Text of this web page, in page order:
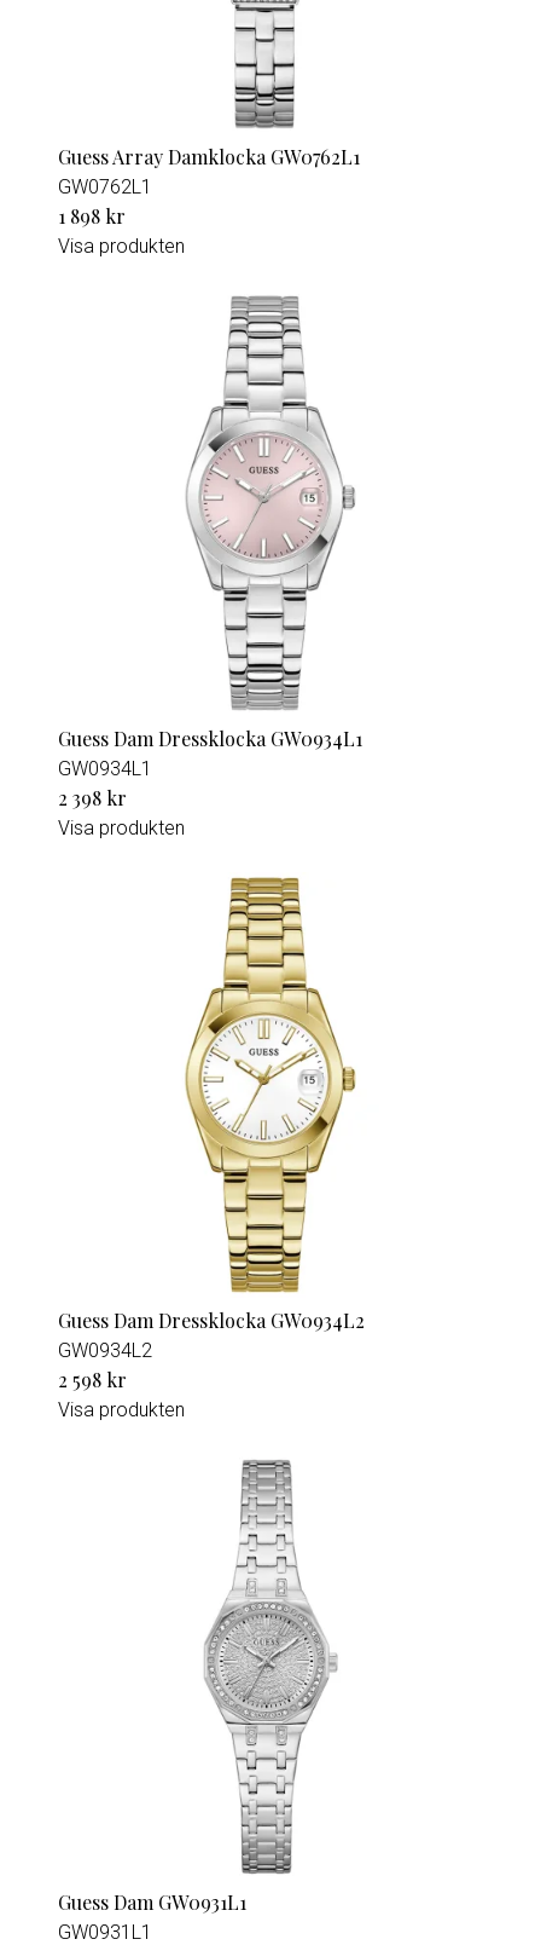
Guess Array Damklocka GW0762L1
GW0762L1
1 898 kr
Visa produkten
Guess Dam Dressklocka GW0934L1
GW0934L1
2 398 kr
Visa produkten
Guess Dam Dressklocka GW0934L2
GW0934L2
2 598 kr
Visa produkten
Guess Dam GW0931L1
GW0931L1